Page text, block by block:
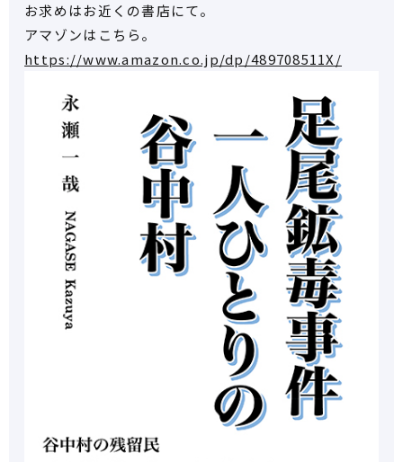
お求めはお近くの書店にて。
アマゾンはこちら。
https://www.amazon.co.jp/dp/489708511X/